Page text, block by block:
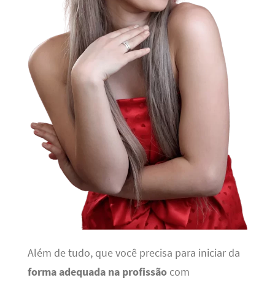
Além de tudo, que você precisa para iniciar da
forma adequada na profissãocom